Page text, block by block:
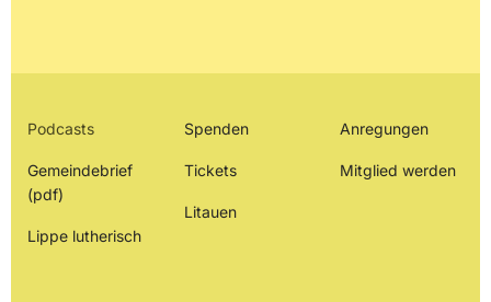
Podcasts
Gemeindebrief
(pdf)
Lippe lutherisch
Spenden
Tickets
Litauen
Anregungen
Mitglied werden